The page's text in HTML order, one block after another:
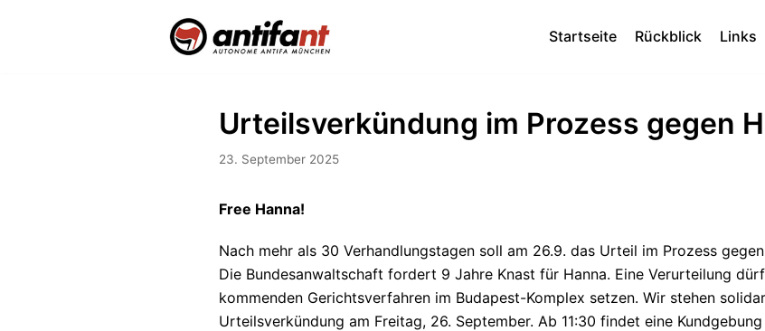
Startseite Rückblick Links
Urteilsverkündung im Prozess gegen
23. September 2025
Free Hanna!
Nach mehr als 30 Verhandlungstagen soll am 26.9. das Urteil im Prozess
Die Bundesanwaltschaft fordert 9 Jahre Knast für Hanna. Eine Verurteilung
kommenden Gerichtsverfahren im Budapest-Komplex setzen. Wir stehen
Urteilsverkündung am Freitag, 26. September. Ab 11:30 findet eine